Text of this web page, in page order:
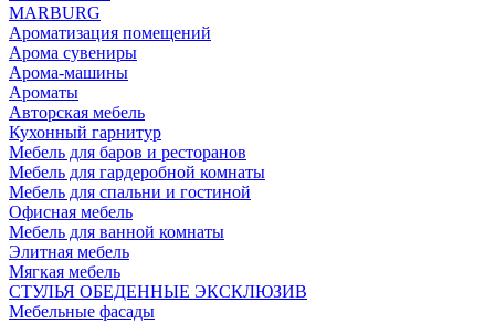
MARBURG
Ароматизация помещений
Арома сувениры
Арома-машины
Ароматы
Авторская мебель
Кухонный гарнитур
Мебель для баров и ресторанов
Мебель для гардеробной комнаты
Мебель для спальни и гостиной
Офисная мебель
Мебель для ванной комнаты
Элитная мебель
Мягкая мебель
СТУЛЬЯ ОБЕДЕННЫЕ ЭКСКЛЮЗИВ
Мебельные фасады